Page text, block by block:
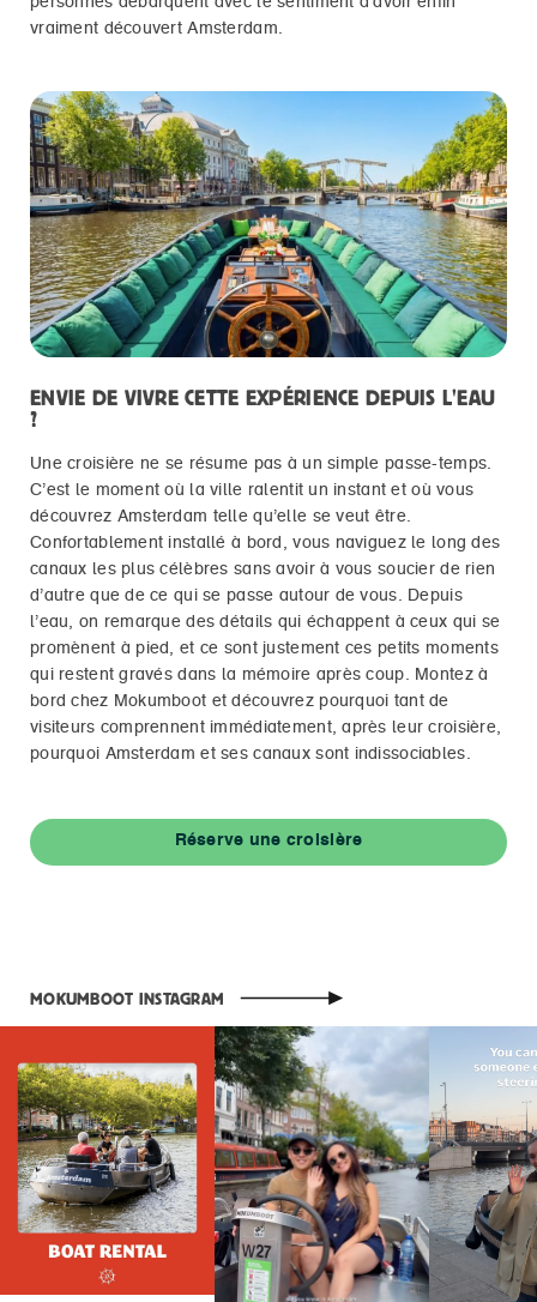
vraiment découvert Amsterdam.
ENVIE DE VIVRE CETTE EXPÉRIENCE DEPUIS L'EAU
?
Une croisière ne se résume pas à un simple passe-temps.
C’est le moment où la ville ralentit un instant et où vous
découvrez Amsterdam telle qu’elle se veut être.
Confortablement installé à bord, vous naviguez le long des
canaux les plus célèbres sans avoir à vous soucier de rien
d’autre que de ce qui se passe autour de vous. Depuis
l’eau, on remarque des détails qui échappent à ceux qui se
promènent à pied, et ce sont justement ces petits moments
qui restent gravés dans la mémoire après coup. Montez à
bord chez Mokumboot et découvrez pourquoi tant de
visiteurs comprennent immédiatement, après leur croisière,
pourquoi Amsterdam et ses canaux sont indissociables.
Réserve une croisière
MOKUMBOOT INSTAGRAM